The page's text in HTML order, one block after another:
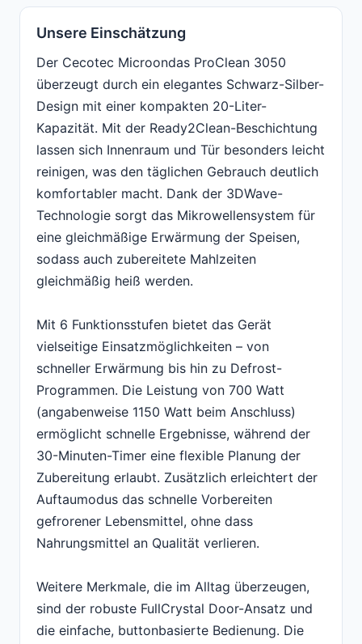
Unsere Einschätzung
Der Cecotec Microondas ProClean 3050
überzeugt durch ein elegantes Schwarz-Silber-
Design mit einer kompakten 20-Liter-
Kapazität. Mit der Ready2Clean-Beschichtung
lassen sich Innenraum und Tür besonders leicht
reinigen, was den täglichen Gebrauch deutlich
komfortabler macht. Dank der 3DWave-
Technologie sorgt das Mikrowellensystem für
eine gleichmäßige Erwärmung der Speisen,
sodass auch zubereitete Mahlzeiten
gleichmäßig heiß werden.
Mit 6 Funktionsstufen bietet das Gerät
vielseitige Einsatzmöglichkeiten – von
schneller Erwärmung bis hin zu Defrost-
Programmen. Die Leistung von 700 Watt
(angabenweise 1150 Watt beim Anschluss)
ermöglicht schnelle Ergebnisse, während der
30-Minuten-Timer eine flexible Planung der
Zubereitung erlaubt. Zusätzlich erleichtert der
Auftaumodus das schnelle Vorbereiten
gefrorener Lebensmittel, ohne dass
Nahrungsmittel an Qualität verlieren.
Weitere Merkmale, die im Alltag überzeugen,
sind der robuste FullCrystal Door-Ansatz und
die einfache, buttonbasierte Bedienung. Die